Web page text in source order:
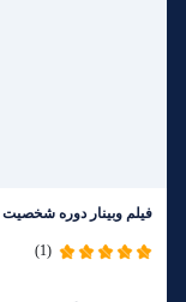
فیلم وبینار دوره شخصیت شناسی 9
(1)